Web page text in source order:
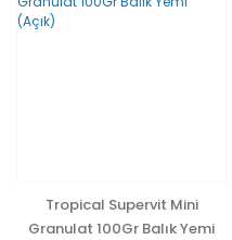
Tropical Supervit Mini
Granulat 100Gr Balık Yemi